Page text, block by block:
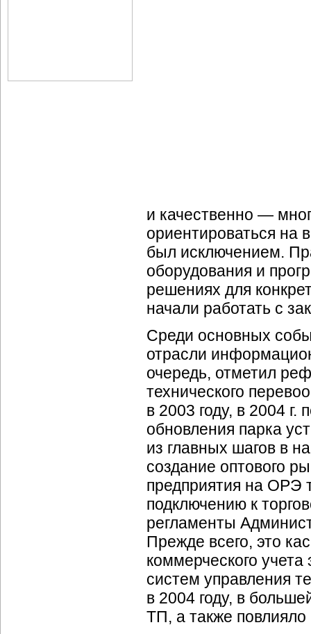
и качественно —
ориентироваться на
был исключением.
оборудования и
решениях для
начали работать с
Среди основных
отрасли
очередь, отметил
технического
в 2003 году, в 2004
обновления парка
из главных шагов в
создание оптового
предприятия на ОРЭ
подключению к
регламенты
Прежде всего, это
коммерческого
систем управления
в 2004 году, в
ТП, а также